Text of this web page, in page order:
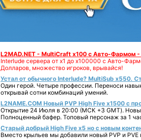
L2MAD.NET - MultiCraft x100 с Авто-Фармом
Interlude сервера от х1 до х100000 с Авто-
Долларов, множество игроков, врывайся!
Устал от обычного Interlude? MultiSub x550.
Один герой. Четыре профессии. Переноси
открывай сотни комбинаций умений.
L2NAME.COM Новый PVP High Five x1500 с
Открытие 24 Июля в 20:00 (МСК +3 GMT).
Полноценный бафер. Топовый персонаж за 1
Старый добрый High Five x5 но с новым
Вместо крыльев мы добавили новый PVP и PVE